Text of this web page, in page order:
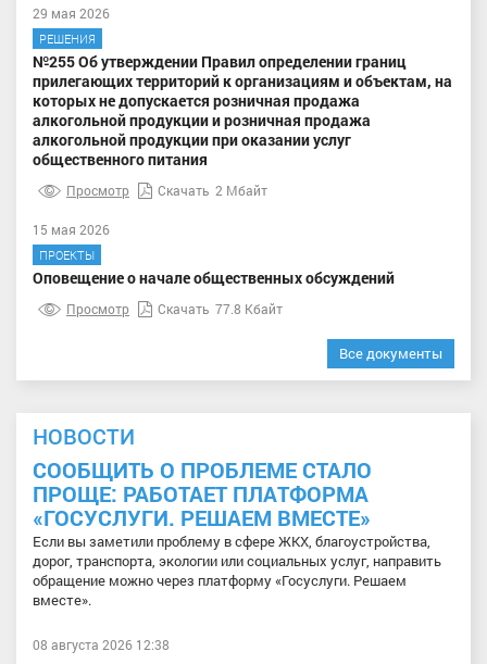
29 мая 2026
РЕШЕНИЯ
№255 Об утверждении Правил определении границ
прилегающих территорий к организациям и объектам, на
которых не допускается розничная продажа
алкогольной продукции и розничная продажа
алкогольной продукции при оказании услуг
общественного питания
Просмотр Скачать 2 Мбайт
15 мая 2026
ПРОЕКТЫ
Оповещение о начале общественных обсуждений
Просмотр Скачать 77.8 Кбайт
Все документы
НОВОСТИ
СООБЩИТЬ О ПРОБЛЕМЕ СТАЛО
ПРОЩЕ: РАБОТАЕТ ПЛАТФОРМА
«ГОСУСЛУГИ. РЕШАЕМ ВМЕСТЕ»
Если вы заметили проблему в сфере ЖКХ, благоустройства,
дорог, транспорта, экологии или социальных услуг, направить
обращение можно через платформу «Госуслуги. Решаем
вместе».
08 августа 2026 12:38